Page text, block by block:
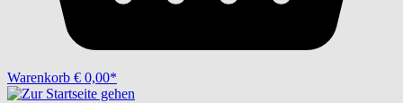
Warenkorb € 0,00*